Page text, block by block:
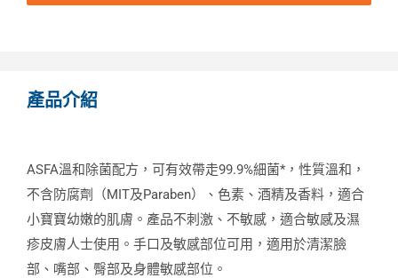
產品介紹
ASFA溫和除菌配方，可有效帶走99.9%細菌*，性質溫和，
不含防腐劑（MIT及Paraben）、色素、酒精及香料，適合
小寶寶幼嫩的肌膚。產品不刺激、不敏感，適合敏感及濕
疹皮膚人士使用。手口及敏感部位可用，適用於清潔臉
部、嘴部、臀部及身體敏感部位。